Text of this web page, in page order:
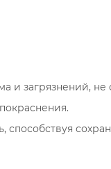
и загрязнений, не
способствуя